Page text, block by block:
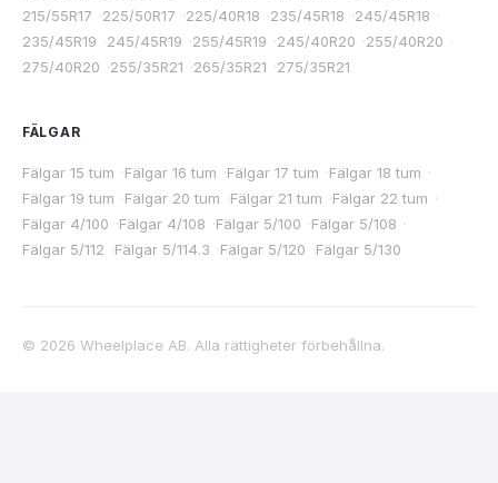
215/55R17 ·225/50R17 ·225/40R18 ·235/45R18 ·245/45R18 ·
235/45R19 ·245/45R19 ·255/45R19 ·245/40R20 ·255/40R20 ·
275/40R20 ·255/35R21 ·265/35R21 ·275/35R21
FÄLGAR
Fälgar 15 tum ·Fälgar 16 tum ·Fälgar 17 tum ·Fälgar 18 tum ·
Fälgar 19 tum ·Fälgar 20 tum ·Fälgar 21 tum ·Fälgar 22 tum ·
Fälgar 4/100 ·Fälgar 4/108 ·Fälgar 5/100 ·Fälgar 5/108 ·
Fälgar 5/112 ·Fälgar 5/114.3 ·Fälgar 5/120 ·Fälgar 5/130
© 2026 Wheelplace AB. Alla rättigheter förbehållna.